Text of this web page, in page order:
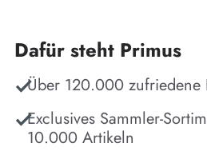
Dafür steht Primus
Über 120.000 zufriedene
Exclusives Sammler-
10.000 Artikeln